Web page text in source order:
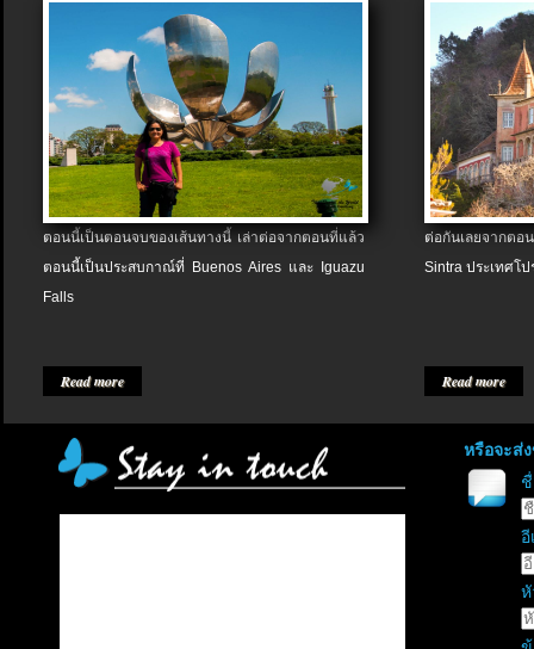
ตอนนี้เป็นตอนจบของเส้นทางนี้ เล่าต่อจากตอนที่แล้ว
ตอนนี้เป็นประสบกาณ์ที่ Buenos Aires และ Iguazu
Falls
Read more
ต่อกันเลยจากต
Sintra ประเทศโป
Read more
หรือจะส่
อี
หั